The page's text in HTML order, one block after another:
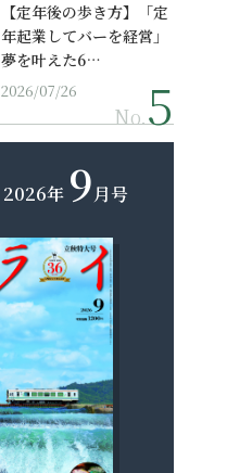
【定年後の歩き方】「定
年起業してバーを経営」
夢を叶えた6…
2026/07/26
No.
2026年 9月号